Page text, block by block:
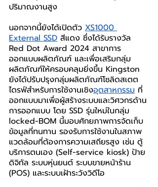
ปริมาณงานสูง
นอกจากนี้ยังได้เปิดตัว XS1000
External SSD สีแดง ซึ่งได้รับรางวัล
Red Dot Award 2024 สาขาการ
ออกแบบผลิตภัณฑ์ และเพื่อเสริมกลุ่ม
ผลิตภัณฑ์ให้ครอบคลุมยิ่งขึ้น Kingston
ยังได้ปรับปรุงกลุ่มผลิตภัณฑ์โซลิดสเตต
ไดรฟ์สำหรับการใช้งานเชิงอุตสาหกรรม ที่
ออกแบบมาเพื่อผู้สร้างระบบและวิศวกรด้าน
การออกแบบ โดย SSD รุ่นใหม่ในกลุ่ม
locked-BOM นี้มอบศักยภาพการจัดเก็บ
ข้อมูลที่ทนทาน รองรับการใช้งานในสภาพ
แวดล้อมที่ต้องการความเสถียรสูง เช่น ตู้
บริการตนเอง (Self-service kiosk) ป้าย
ดิจิทัล ระบบหุ่นยนต์ ระบบขายหน้าร้าน
(POS) และระบบเฝ้าระวังวิดีโอ